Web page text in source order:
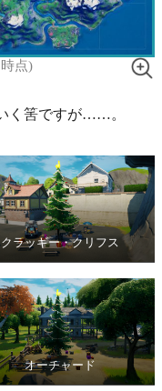
点)
く筈ですが……。
クラッギー・クリフス
オーチャード